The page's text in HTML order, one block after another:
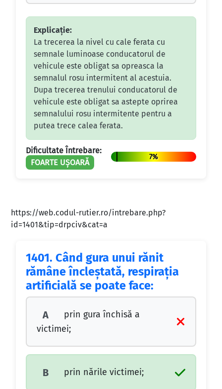
Explicație:
La trecerea la nivel cu cale ferata cu
semnale luminoase conducatorul de
vehicule este obligat sa opreasca la
semnalul rosu intermitent al acestuia.
Dupa trecerea trenului conducatorul de
vehicule este obligat sa astepte oprirea
semnalului rosu intermitente pentru a
putea trece calea ferata.
Dificultate Întrebare:
FOARTE UȘOARĂ
7%
https://web.codul-rutier.ro/intrebare.php?
id=1401&tip=drpciv&cat=a
1401. Când gura unui rănit
rămâne încleştată, respiraţia
artificială se poate face:
A
prin gura închisă a
victimei;
B prin nările victimei;